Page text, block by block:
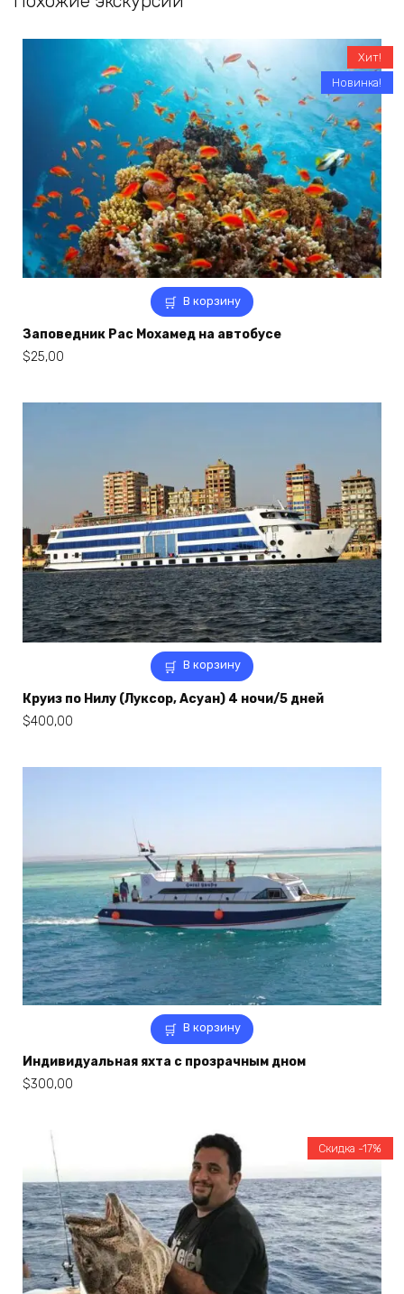
В корзину
Хит!
Новинка!
Заповедник Рас Мохамед на автобусе
$25,00
В корзину
Круиз по Нилу (Луксор, Асуан) 4 ночи/5 дней
$400,00
В корзину
Индивидуальная яхта с прозрачным дном
$300,00
Скидка -17%